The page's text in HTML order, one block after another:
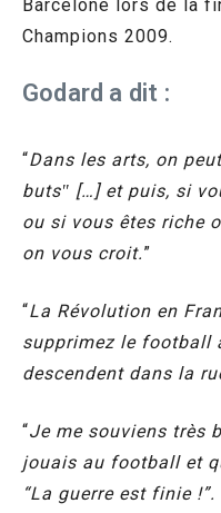
Barcelone lors de la
Champions 2009.
Godard a dit :
“Dans les arts, on
butsʺ […] et puis, si
ou si vous êtes riche
on vous croit.”
“La Révolution en
supprimez le football
descendent dans la
“Je me souviens très
jouais au football et
“La guerre est finie